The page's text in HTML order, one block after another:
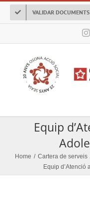
Skip
VALIDAR DOCUMENTS
Equip
Home / Cartera de serveis
Equip d’Atenció